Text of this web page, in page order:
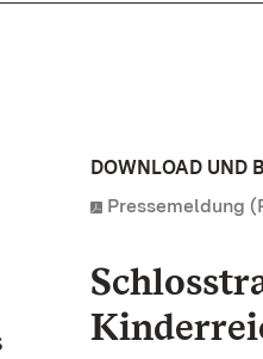
DOWNLOAD UND
Pressemeldung